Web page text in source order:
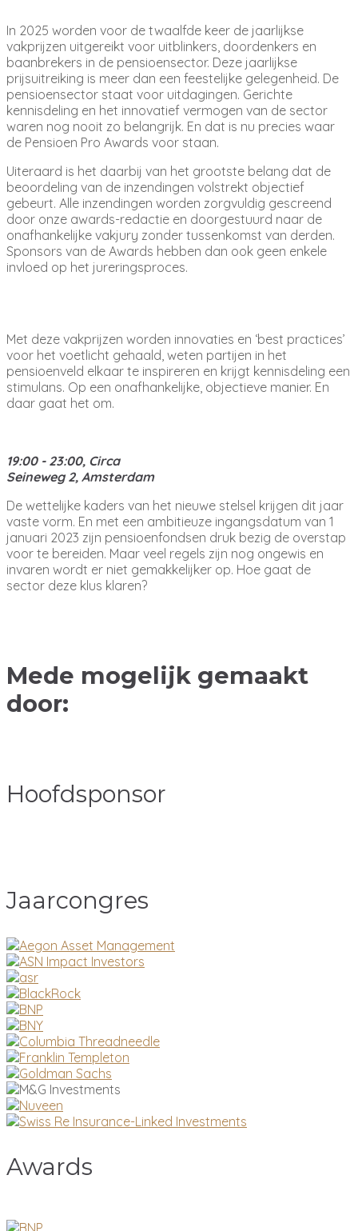
In 2025 worden voor de twaalfde keer de jaarlijkse
vakprijzen uitgereikt voor uitblinkers, doordenkers en
baanbrekers in de pensioensector. Deze jaarlijkse
prijsuitreiking is meer dan een feestelijke gelegenheid. De
pensioensector staat voor uitdagingen. Gerichte
kennisdeling en het innovatief vermogen van de sector
waren nog nooit zo belangrijk. En dat is nu precies waar
de Pensioen Pro Awards voor staan.
Uiteraard is het daarbij van het grootste belang dat de
beoordeling van de inzendingen volstrekt objectief
gebeurt. Alle inzendingen worden zorgvuldig gescreend
door onze awards-redactie en doorgestuurd naar de
onafhankelijke vakjury zonder tussenkomst van derden.
Sponsors van de Awards hebben dan ook geen enkele
invloed op het jureringsproces.
Met deze vakprijzen worden innovaties en ‘best practices’
voor het voetlicht gehaald, weten partijen in het
pensioenveld elkaar te inspireren en krijgt kennisdeling een
stimulans. Op een onafhankelijke, objectieve manier. En
daar gaat het om.
19:00 - 23:00, Circa
Seineweg 2, Amsterdam
De wettelijke kaders van het nieuwe stelsel krijgen dit jaar
vaste vorm. En met een ambitieuze ingangsdatum van 1
januari 2023 zijn pensioenfondsen druk bezig de overstap
voor te bereiden. Maar veel regels zijn nog ongewis en
invaren wordt er niet gemakkelijker op. Hoe gaat de
sector deze klus klaren?
Mede mogelijk gemaakt
door:
Hoofdsponsor
Jaarcongres
Awards